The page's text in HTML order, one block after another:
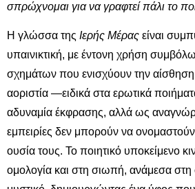
σπρώχνομαι για να γραφτεί πάλι το
Η γλώσσα της Ιερής Μέρας είναι
υπαινικτική, με έντονη χρήση
σχημάτων που ενισχύουν την
αοριστία —ειδικά στα ερωτικά
αδυναμία έκφρασης, αλλά ως
εμπειρίες δεν μπορούν να
ουσία τους. Το ποιητικό υποκείμενο
ομολογία και στη σιωπή, ανάμεσα